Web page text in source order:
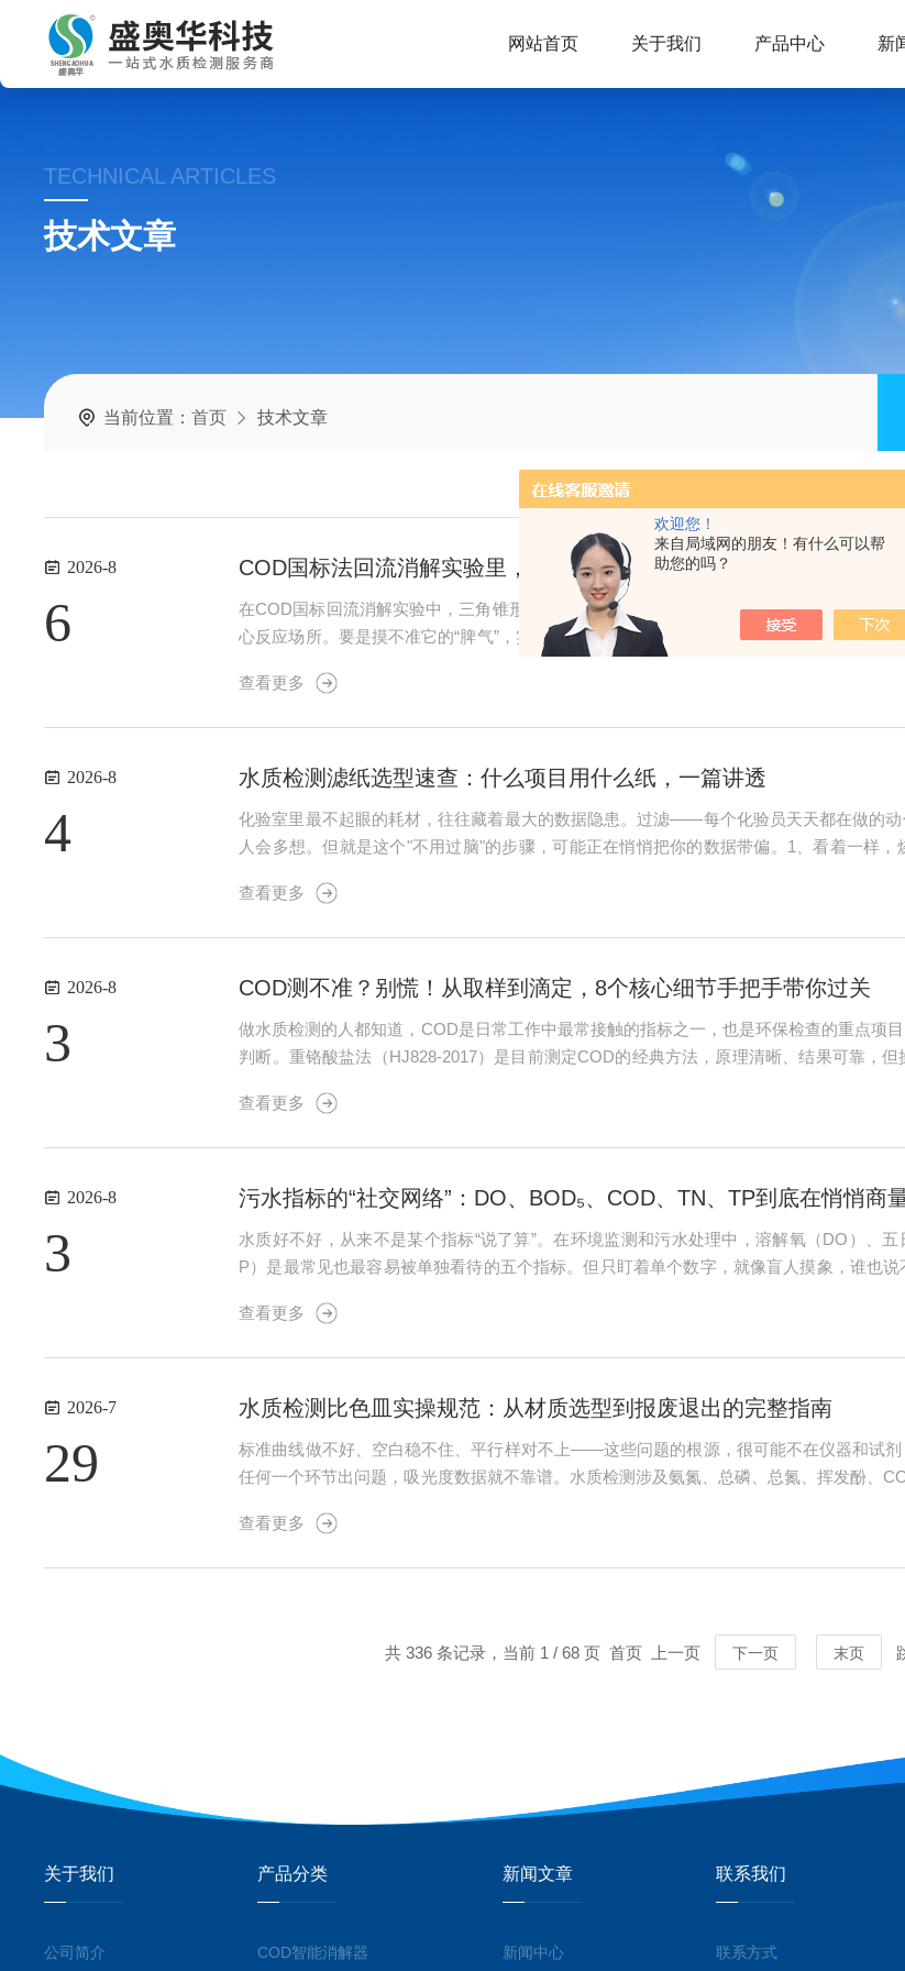
欢迎您！
来自局域网的朋友！有什么可以帮
助您的吗？
网站首页 关于我们 产品中心 新
TECHNICAL ARTICLES
技术文章
当前位置：首页 技术文章
2026-8
6
COD国标法回流消解实验里，锥形瓶到底该怎么“伺候”？
在COD国标回流消解实验中，三角锥形瓶绝不是一个平平无奇的容器，而是一个需要你认
心反应场所。要是摸不准它的“脾气”，实验翻车甚至伤到自己，都是分分钟的事。今天这
个就能用的。标准配置是：25...
查看更多
2026-8
4
水质检测滤纸选型速查：什么项目用什么纸，一篇讲透
化验室里最不起眼的耗材，往往藏着最大的数据隐患。过滤——每个化验员天天都在做的
人会多想。但就是这个"不用过脑"的步骤，可能正在悄悄把你的数据带偏。1、看着一样
01%；定性滤纸的灰分一...
查看更多
2026-8
3
COD测不准？别慌！从取样到滴定，8个核心细节手把手带你过关
做水质检测的人都知道，COD是日常工作中最常接触的指标之一，也是环保检查的重点项
判断。重铬酸盐法（HJ828-2017）是目前测定COD的经典方法，原理清晰、结果可靠，
超过30分钟，上下层COD差值可达...
查看更多
2026-8
3
污水指标的“社交网络”：DO、BOD₅、COD、TN、TP到底在悄悄商
水质好不好，从来不是某个指标“说了算”。在环境监测和污水处理中，溶解氧（DO）、
P）是最常见也最容易被单独看待的五个指标。但只盯着单个数字，就像盲人摸象，谁也
物消耗、大气复氧和水生生物活动的...
查看更多
2026-7
29
水质检测比色皿实操规范：从材质选型到报废退出的完整指南
标准曲线做不好、空白稳不住、平行样对不上——这些问题的根源，很可能不在仪器和试
任何一个环节出问题，吸光度数据就不靠谱。水质检测涉及氨氮、总磷、总氮、挥发酚、
点逐一拆解。1、选型：玻璃与石英水质检测中这个...
查看更多
共 336 条记录，当前 1 / 68 页 首页 上一页 下一页 末页
关于我们
公司简介
产品分类
COD智能消解器
新闻文章
新闻中心
联系我们
联系方式